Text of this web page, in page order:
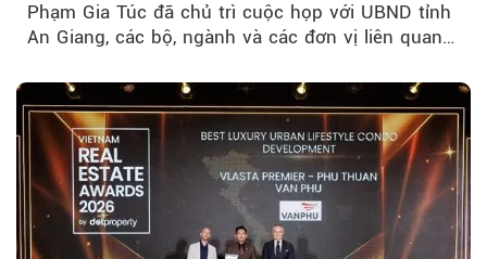
Phạm Gia Túc đã chủ trì cuộc họp với UBND tỉnh
An Giang, các bộ, ngành và các đơn vị liên quan